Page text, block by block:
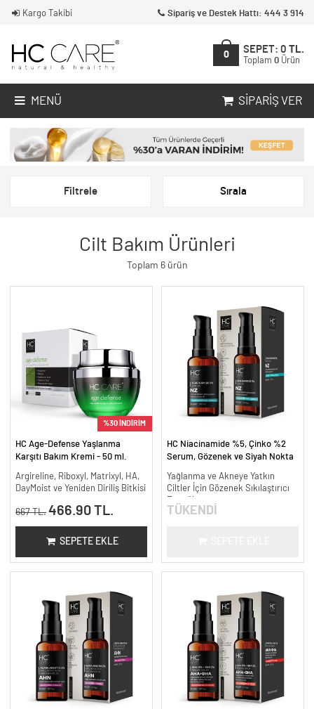
Kargo Takibi Sipariş ve Destek Hattı: 444 3 914
0
SEPET: 0 TL.
Toplam 0 Ürün
MENÜ SIPARIŞ VER
Filtrele Sırala
Cilt Bakım Ürünleri
Toplam 6 ürün
%30 İNDİRİM
HC Age-Defense Yaşlanma
Karşıtı Bakım Kremi - 50 ml.
Argireline, Riboxyl, Matrixyl, HA,
DayMoist ve Yeniden Diriliş Bitkisi
667 TL. 466.90 TL.
SEPETE EKLE
HC Niacinamide %5, Çinko %2
Serum, Gözenek ve Siyah Nokta
30 ml.
Yağlanma ve Akneye Yatkın
Ciltler İçin Gözenek Sıkılaştırıcı
Formül
TÜKENDİ